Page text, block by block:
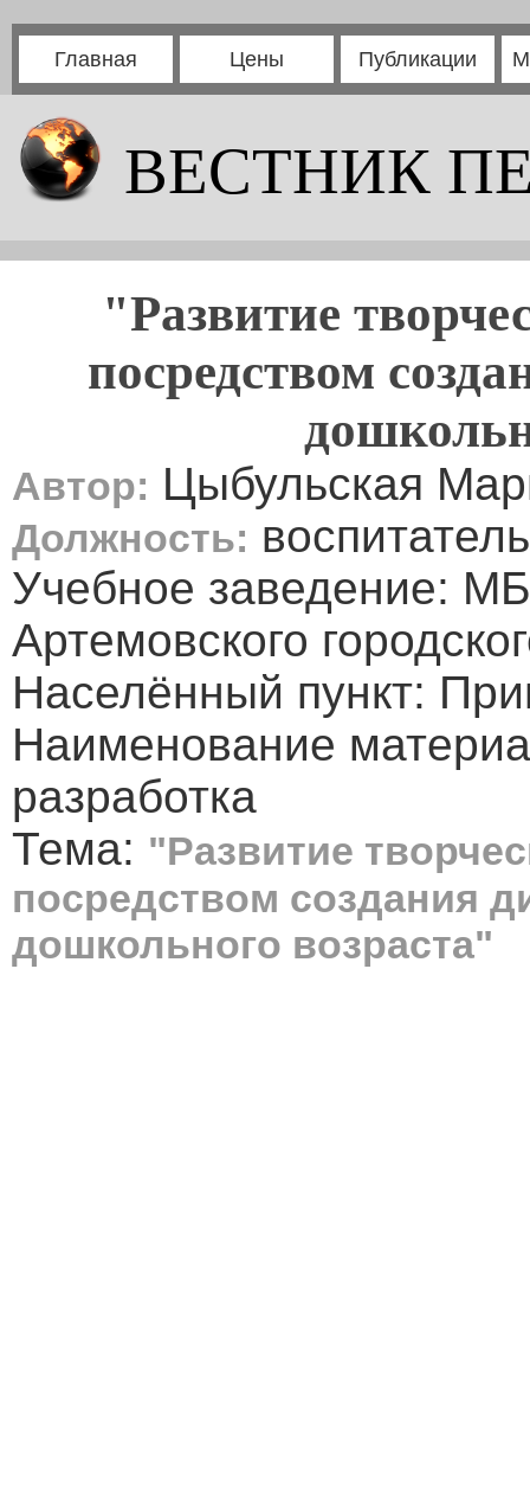
Главная Цены Публикации
ВЕСТНИК
"Развитие
посредством
Автор: Цыбульская
Должность: воспитатель
Учебное заведение:
Артемовского
Населённый пункт:
Наименование
разработка
Тема: "Развитие
посредством создания
дошкольного возраста"